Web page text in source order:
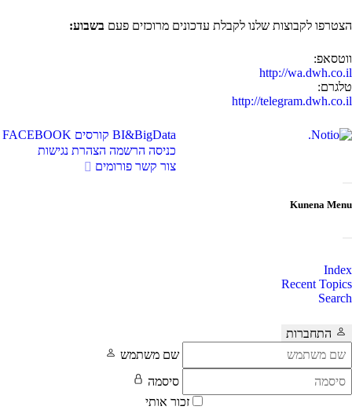
הצטרפו לקבוצות שלנו לקבלת עדכונים מרוכזים פעם בשבוע:
ווטסאפ:
http://wa.dwh.co.il
טלגרם:
http://telegram.dwh.co.il
BI&BigData קורסים FACEBOOK
כניסה הרשמה הצהרת נגישות
צור קשר פורומים
Kunena Menu
Index
Recent Topics
Search
התחברות
שם משתמש
סיסמה
זכור אותי